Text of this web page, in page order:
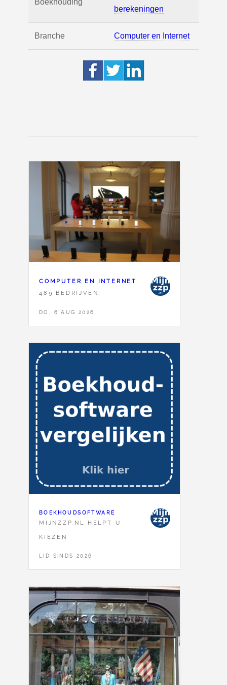
berekeningen
Branche Computer en Internet
COMPUTER EN INTERNET
489 BEDRIJVEN,
DO, 6 AUG 2026
BOEKHOUDSOFTWARE
MIJNZZP.NL HELPT U
KIEZEN
LID SINDS 2026